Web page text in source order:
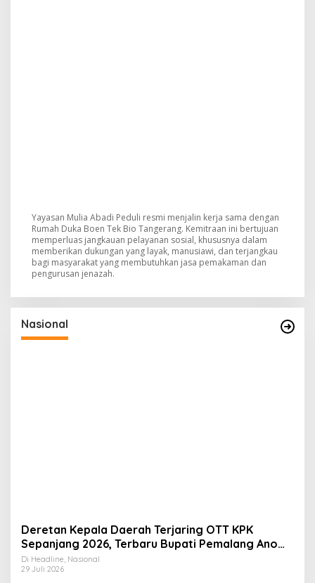
Yayasan Mulia Abadi Peduli resmi menjalin kerja sama dengan
Rumah Duka Boen Tek Bio Tangerang. Kemitraan ini bertujuan
memperluas jangkauan pelayanan sosial, khususnya dalam
memberikan dukungan yang layak, manusiawi, dan terjangkau
bagi masyarakat yang membutuhkan jasa pemakaman dan
pengurusan jenazah.
Nasional
Deretan Kepala Daerah Terjaring OTT KPK
Sepanjang 2026, Terbaru Bupati Pemalang Anom
Widiyantoro
Di Headline, Nasional
29 Juli 2026